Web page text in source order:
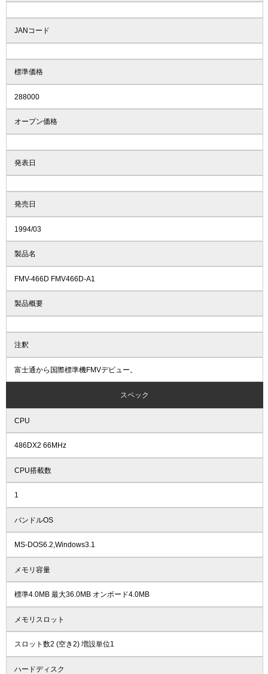
JANコード
標準価格
288000
オープン価格
発表日
発売日
1994/03
製品名
FMV-466D FMV466D-A1
製品概要
注釈
富士通から国際標準機FMVデビュー。
スペック
CPU
486DX2 66MHz
CPU搭載数
1
バンドルOS
MS-DOS6.2,Windows3.1
メモリ容量
標準4.0MB 最大36.0MB オンボード4.0MB
メモリスロット
スロット数2 (空き2) 増設単位1
ハードディスク